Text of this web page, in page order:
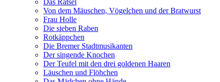
Das Rätsel
Von dem Mäuschen, Vögelchen und der Bratwurst
Frau Holle
Die sieben Raben
Rotkäppchen
Die Bremer Stadtmusikanten
Der singende Knochen
Der Teufel mit den drei goldenen Haaren
Läuschen und Flöhchen